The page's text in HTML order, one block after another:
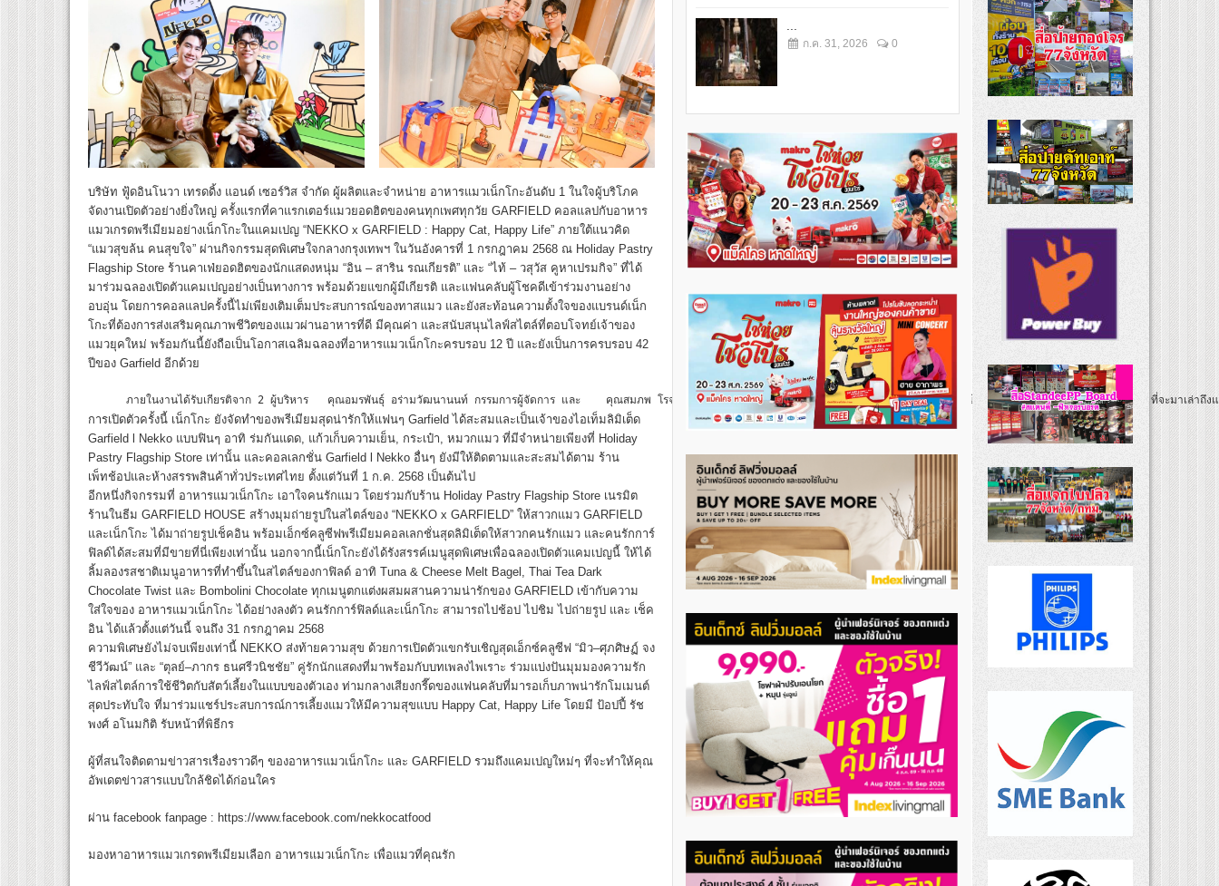
บริษัท ฟู้ดอินโนวา เทรดดิ้ง แอนด์ เซอร์วิส จำกัด ผู้ผลิตและจำหน่าย อาหารแมวเน็กโกะอันดับ 1 ในใจผู้บริโภค
จัดงานเปิดตัวอย่างยิ่งใหญ่ ครั้งแรกที่คาแรกเตอร์แมวยอดฮิตของคนทุกเพศทุกวัย GARFIELD คอลแลปกับอาหาร
แมวเกรดพรีเมียมอย่างเน็กโกะในแคมเปญ “NEKKO x GARFIELD : Happy Cat, Happy Life” ภายใต้แนวคิด
“แมวสุขล้น คนสุขใจ” ผ่านกิจกรรมสุดพิเศษใจกลางกรุงเทพฯ ในวันอังคารที่ 1 กรกฎาคม 2568 ณ Holiday Pastry
Flagship Store ร้านคาเฟ่ยอดฮิตของนักแสดงหนุ่ม “อิน – สาริน รณเกียรติ” และ “ไท้ – วสุวัส คูหาเปรมกิจ” ที่ได้
มาร่วมฉลองเปิดตัวแคมเปญอย่างเป็นทางการ พร้อมด้วยแขกผู้มีเกียรติ และแฟนคลับผู้โชคดีเข้าร่วมงานอย่าง
อบอุ่น โดยการคอลแลปครั้งนี้ไม่เพียงเติมเต็มประสบการณ์ของทาสแมว และยังสะท้อนความตั้งใจของแบรนด์เน็ก
โกะที่ต้องการส่งเสริมคุณภาพชีวิตของแมวผ่านอาหารที่ดี มีคุณค่า และสนับสนุนไลฟ์สไตล์ที่ตอบโจทย์เจ้าของ
แมวยุคใหม่ พร้อมกันนี้ยังถือเป็นโอกาสเฉลิมฉลองที่อาหารแมวเน็กโกะครบรอบ 12 ปี และยังเป็นการครบรอบ 42
ปีของ Garfield อีกด้วย
ภายในงานได้รับเกียรติจาก 2 ผู้บริหาร   คุณอมรพันธุ์ อร่ามวัฒนานนท์ กรรมการผู้จัดการ และ    คุณสมภพ โรจนชัยชนินทร รองกรรมการผู้จัดการฝ่ายการตลาด บริษัท ฟู้ดอินโนวา เทรดดิ้ง แอนด์ เซอร์วิส จำกัด ที่จะมาเ
การเปิดตัวครั้งนี้ เน็กโกะ ยังจัดทำของพรีเมียมสุดน่ารักให้แฟนๆ Garfield ได้สะสมและเป็นเจ้าของไอเท็มลิมิเต็ด
Garfield l Nekko แบบฟินๆ อาทิ ร่มกันแดด, แก้วเก็บความเย็น, กระเป๋า, หมวกแมว ที่มีจำหน่ายเพียงที่ Holiday
Pastry Flagship Store เท่านั้น และคอลเลกชั่น Garfield l Nekko อื่นๆ ยังมีให้ติดตามและสะสมได้ตาม ร้าน
เพ็ทช้อปและห้างสรรพสินค้าทั่วประเทศไทย ตั้งแต่วันที่ 1 ก.ค. 2568 เป็นต้นไป
อีกหนึ่งกิจกรรมที่ อาหารแมวเน็กโกะ เอาใจคนรักแมว โดยร่วมกับร้าน Holiday Pastry Flagship Store เนรมิต
ร้านในธีม GARFIELD HOUSE สร้างมุมถ่ายรูปในสไตล์ของ “NEKKO x GARFIELD” ให้สาวกแมว GARFIELD
และเน็กโกะ ได้มาถ่ายรูปเช็คอิน พร้อมเอ็กซ์คลูซีฟพรีเมียมคอลเลกชั่นสุดลิมิเต็ดให้สาวกคนรักแมว และคนรักการ์
ฟิลด์ได้สะสมที่มีขายที่นี่เพียงเท่านั้น นอกจากนี้เน็กโกะยังได้รังสรรค์เมนูสุดพิเศษเพื่อฉลองเปิดตัวแคมเปญนี้ ให้ได้
ลิ้มลองรสชาติเมนูอาหารที่ทำขึ้นในสไตล์ของกาฟิลด์ อาทิ Tuna & Cheese Melt Bagel, Thai Tea Dark
Chocolate Twist และ Bombolini Chocolate ทุกเมนูตกแต่งผสมผสานความน่ารักของ GARFIELD เข้ากับความ
ใส่ใจของ อาหารแมวเน็กโกะ ได้อย่างลงตัว คนรักการ์ฟิลด์และเน็กโกะ สามารถไปช้อป ไปชิม ไปถ่ายรูป และ เช็ค
อิน ได้แล้วตั้งแต่วันนี้ จนถึง 31 กรกฎาคม 2568
ความพิเศษยังไม่จบเพียงเท่านี้ NEKKO ส่งท้ายความสุข ด้วยการเปิดตัวแขกรับเชิญสุดเอ็กซ์คลูซีฟ “มิว–ศุภศิษฏ์ จง
ชีวีวัฒน์” และ “ตุลย์–ภากร ธนศรีวนิชชัย” คู่รักนักแสดงที่มาพร้อมกับบทเพลงไพเราะ ร่วมแบ่งปันมุมมองความรัก
ไลฟ์สไตล์การใช้ชีวิตกับสัตว์เลี้ยงในแบบของตัวเอง ท่ามกลางเสียงกรี๊ดของแฟนคลับที่มารอเก็บภาพน่ารักโมเมนต์
สุดประทับใจ ที่มาร่วมแชร์ประสบการณ์การเลี้ยงแมวให้มีความสุขแบบ Happy Cat, Happy Life โดยมี ป้อปปี้ รัช
พงศ์ อโนมกิติ รับหน้าที่พิธีกร
ผู้ที่สนใจติดตามข่าวสารเรื่องราวดีๆ ของอาหารแมวเน็กโกะ และ GARFIELD รวมถึงแคมเปญใหม่ๆ ที่จะทำให้คุณ
อัพเดตข่าวสารแบบใกล้ชิดได้ก่อนใคร
ผ่าน facebook fanpage : https://www.facebook.com/nekkocatfood
มองหาอาหารแมวเกรดพรีเมียมเลือก อาหารแมวเน็กโกะ เพื่อแมวที่คุณรัก
ก.ค. 31, 2026 0